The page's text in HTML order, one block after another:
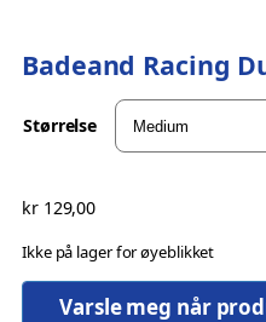
Badeand Racing
Størrelse
kr129,00
Ikke på lager for øyeblikket
Varsle meg når